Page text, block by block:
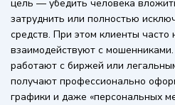
цель — убедить человека
затруднить или полностью
средств. При этом клиенты часто
взаимодействуют с
работают с биржей или
получают профессионально
графики и даже «персональных